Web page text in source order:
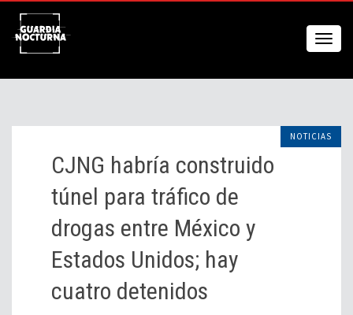
NOTICIAS
CJNG habría construido
túnel para tráfico de
drogas entre México y
Estados Unidos; hay
cuatro detenidos